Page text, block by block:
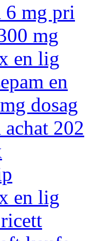
6 mg pri
mg
en lig
en
dosag
202
en lig